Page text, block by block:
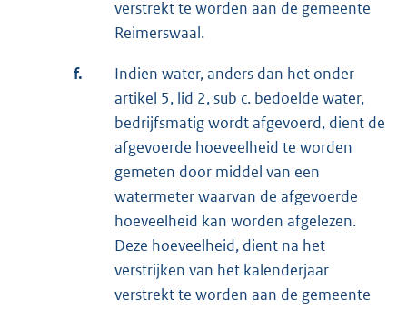
verstrekt te worden aan de gemeente
Reimerswaal.
f.
Indien water, anders dan het onder
artikel 5, lid 2, sub c. bedoelde water,
bedrijfsmatig wordt afgevoerd, dient de
afgevoerde hoeveelheid te worden
gemeten door middel van een
watermeter waarvan de afgevoerde
hoeveelheid kan worden afgelezen.
Deze hoeveelheid, dient na het
verstrijken van het kalenderjaar
verstrekt te worden aan de gemeente